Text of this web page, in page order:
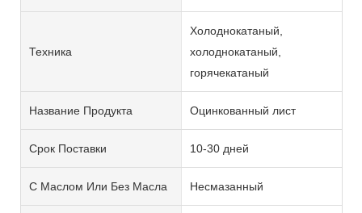
Техника
Холоднокатаный,
холоднокатаный,
горячекатаный
Название Продукта Оцинкованный лист
Срок Поставки 10-30 дней
С Маслом Или Без Масла Несмазанный